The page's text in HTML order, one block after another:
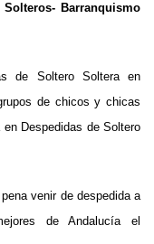
Solteros- Barranquismo
de Soltero Soltera en
de chicos y chicas
Despedidas de Soltero
venir de despedida a
de Andalucía el